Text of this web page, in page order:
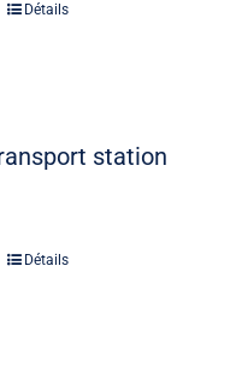
Détails
station
Détails